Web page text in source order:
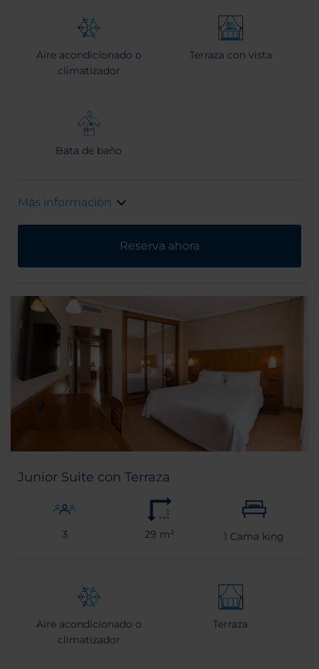
Aire acondicionado o
climatizador
Terraza con vista
Bata de baño
Más información
Reserva ahora
Junior Suite con Terraza
3 29 m² 1 Cama king
Aire acondicionado o
climatizador
Terraza